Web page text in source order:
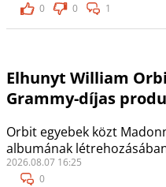
0
0 1
Elhunyt William
Grammy-díjas
Orbit egyebek közt
albumának
2026.08.07 16:25
0